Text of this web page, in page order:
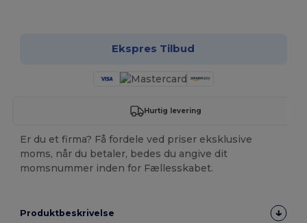
Ekspres Tilbud
Hurtig levering
Er du et firma? Få fordele ved priser eksklusive
moms, når du betaler, bedes du angive dit
momsnummer inden for Fællesskabet.
Produktbeskrivelse